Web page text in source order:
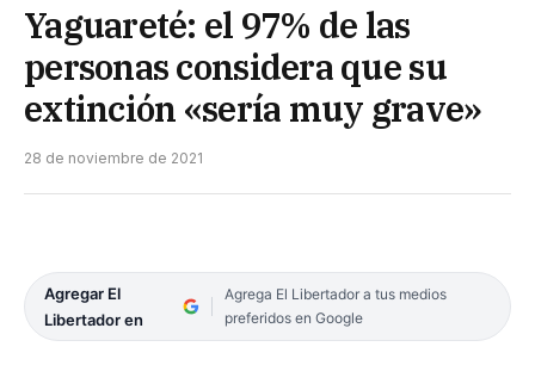
Yaguareté: el 97% de las
personas considera que su
extinción «sería muy grave»
28 de noviembre de 2021
Agregar El
Libertador en
Agrega El Libertador a tus medios
preferidos en Google